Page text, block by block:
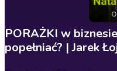
PORAŻKI w
popełniać? | Jarek